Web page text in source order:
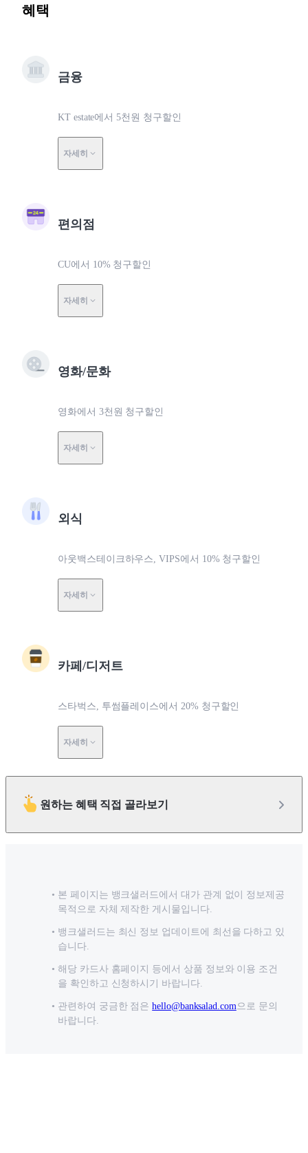
혜택
금융
KT estate에서 5천원 청구할인
자세히
편의점
CU에서 10% 청구할인
자세히
영화/문화
영화에서 3천원 청구할인
자세히
외식
아웃백스테이크하우스, VIPS에서 10% 청구할인
자세히
카페/디저트
스타벅스, 투썸플레이스에서 20% 청구할인
자세히
원하는 혜택 직접 골라보기
본 페이지는 뱅크샐러드에서 대가 관계 없이 정보제공
목적으로 자체 제작한 게시물입니다.
뱅크샐러드는 최신 정보 업데이트에 최선을 다하고 있
습니다.
해당 카드사 홈페이지 등에서 상품 정보와 이용 조건
을 확인하고 신청하시기 바랍니다.
관련하여 궁금한 점은 hello@banksalad.com으로 문의
바랍니다.